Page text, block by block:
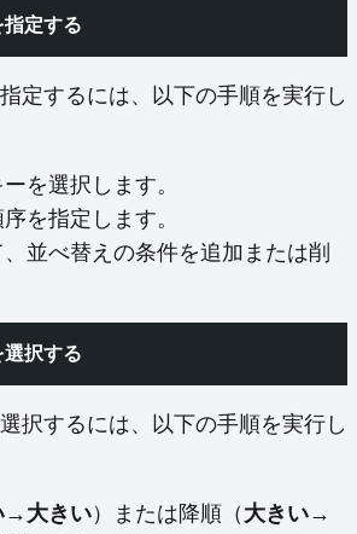
定する
定するには、以下の手順を実行し
を選択します。
を指定します。
並べ替えの条件を追加または削
択する
択するには、以下の手順を実行し
→ 大きい）または降順（ 大きい→